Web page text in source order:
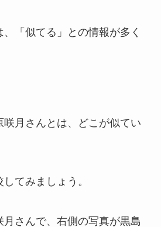
「似てる」との情報が多く
月さんとは、どこが似てい
てみましょう。
さんで、右側の写真が黒島